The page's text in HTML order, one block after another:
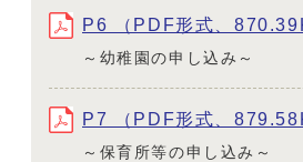
P6 （PDF形式、
～幼稚園の申し込み～
P7 （PDF形式、
～保育所等の申し込み～